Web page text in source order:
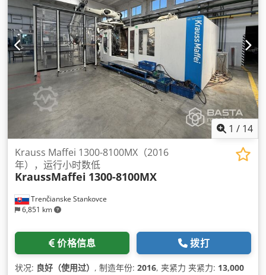
1 / 14
Trenčianske Stankovce
6,851 km
Krauss Maffei 1300-8100MX（2016
年），运行小时数低
KraussMaffei 1300-8100MX
价格信息 拨打
状况: 良好（使用过） , 制造年份: 2016, 夹紧力 夹紧力: 13,000